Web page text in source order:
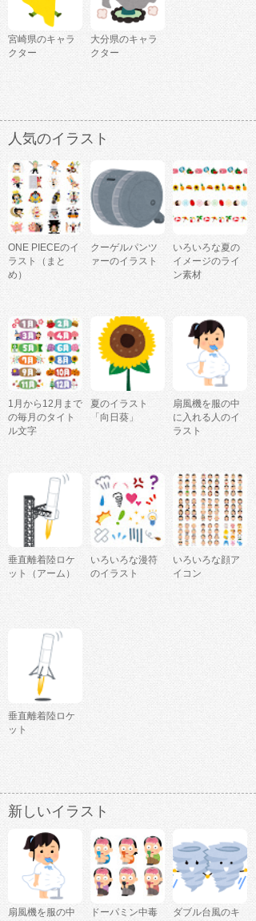
宮崎県のキャラ
クター
大分県のキャラ
クター
人気のイラスト
ONE PIECEのイ
ラスト（まと
め）
クーゲルパンツ
ァーのイラスト
いろいろな夏の
イメージのライ
ン素材
1月から12月まで
の毎月のタイト
ル文字
夏のイラスト
「向日葵」
扇風機を服の中
に入れる人のイ
ラスト
垂直離着陸ロケ
ット（アーム）
いろいろな漫符
のイラスト
いろいろな顔ア
イコン
垂直離着陸ロケ
ット
新しいイラスト
扇風機を服の中
ドーパミン中毒
ダブル台風のキ